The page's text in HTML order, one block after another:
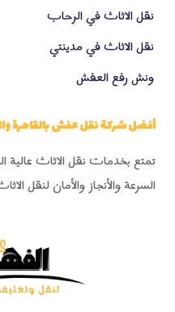
نقل الاثاث في الرحاب
نقل الاثاث في مدينتي
ونش رفع العفش
أفضل شركة نقل عفش بالقاهرة
تمتع بخدمات نقل الاثاث
السرعة والأنجاز والأمان لنقل